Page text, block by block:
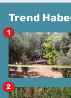
Trend
1
2